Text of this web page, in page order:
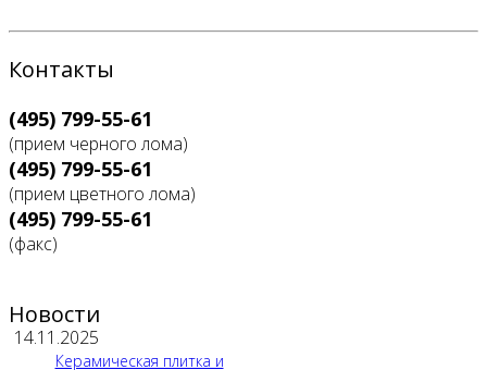
Контакты
(495) 799-55-61
(прием черного лома)
(495) 799-55-61
(прием цветного лома)
(495) 799-55-61
(факс)
Новости
14.11.2025
Керамическая плитка и